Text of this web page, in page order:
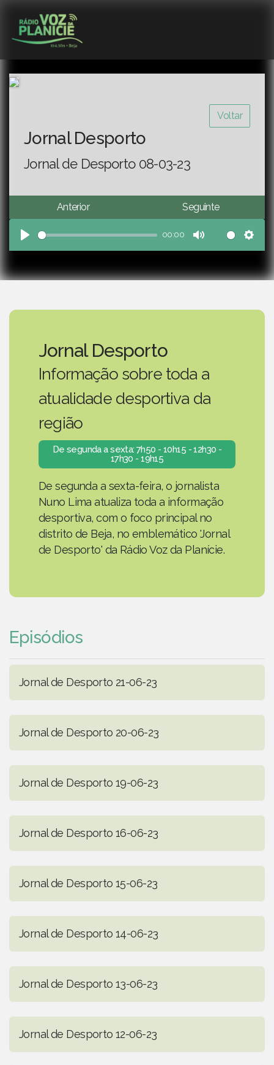
Voltar
Jornal Desporto
Jornal de Desporto 08-03-23
Anterior Seguinte
Play
00:00
Mute
Jornal Desporto
Informação sobre toda a
atualidade desportiva da
região
De segunda a sexta: 7h50 - 10h15 - 12h30 -
17h30 - 19h15
De segunda a sexta-feira, o jornalista
Nuno Lima atualiza toda a informação
desportiva, com o foco principal no
distrito de Beja, no emblemático 'Jornal
de Desporto' da Rádio Voz da Planície.
Episódios
Jornal de Desporto 21-06-23
Jornal de Desporto 20-06-23
Jornal de Desporto 19-06-23
Jornal de Desporto 16-06-23
Jornal de Desporto 15-06-23
Jornal de Desporto 14-06-23
Jornal de Desporto 13-06-23
Jornal de Desporto 12-06-23